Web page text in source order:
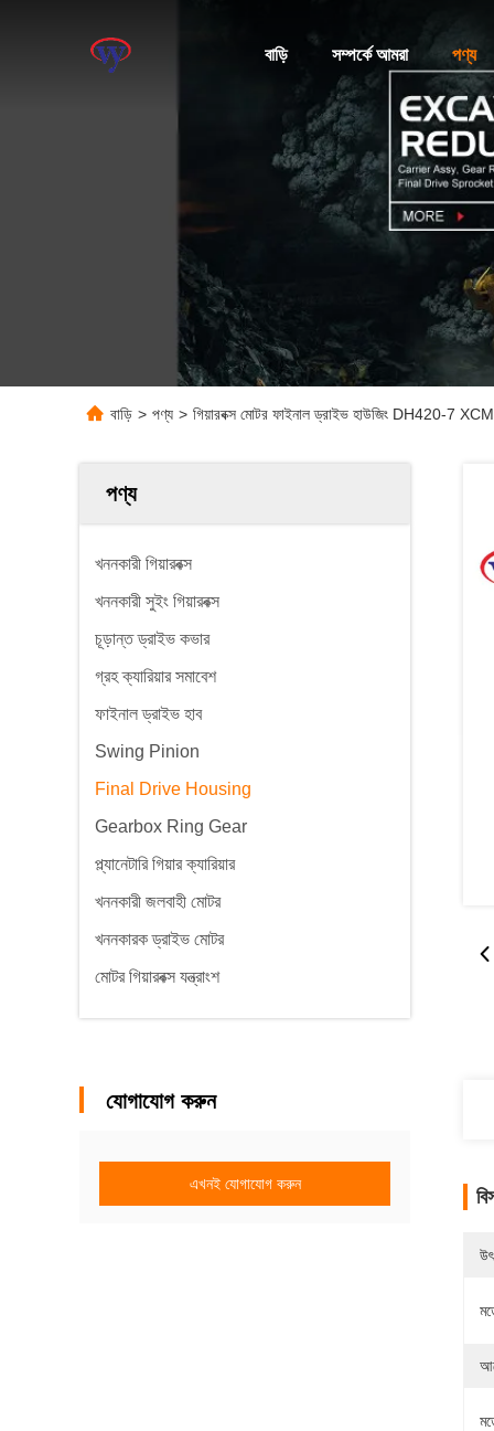
বাড়ি সম্পর্কে আমরা পণ্য
বাড়ি > পণ্য > গিয়ারবক্স মোটর ফাইনাল ড্রাইভ হাউজিং DH420-7
পণ্য
খননকারী গিয়ারবক্স
খননকারী সুইং গিয়ারবক্স
চূড়ান্ত ড্রাইভ কভার
গ্রহ ক্যারিয়ার সমাবেশ
ফাইনাল ড্রাইভ হাব
Swing Pinion
Final Drive Housing
Gearbox Ring Gear
প্ল্যানেটারি গিয়ার ক্যারিয়ার
খননকারী জলবাহী মোটর
খননকারক ড্রাইভ মোটর
মোটর গিয়ারবক্স যন্ত্রাংশ
যোগাযোগ করুন
এখনই যোগাযোগ করুন